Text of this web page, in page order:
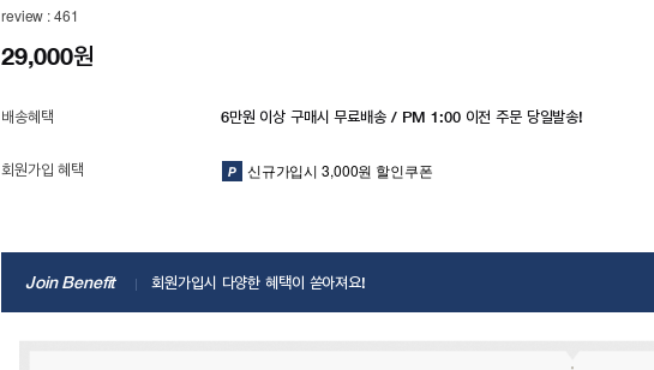
review : 461
29,000원
배송혜택 6만원 이상 구매시 무료배송 / PM 1:00 이전 주문 당일발송!
회원가입 혜택 신규가입시 3,000원 할인쿠폰
Join Benefit 회원가입시 다양한 혜택이 쏟아져요!